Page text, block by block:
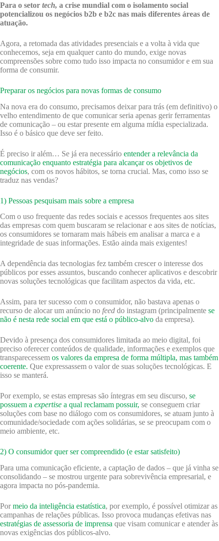
Para o setor tech, a crise mundial com o isolamento social
potencializou os negócios b2b e b2c nas mais diferentes áreas de
atuação.
Agora, a retomada das atividades presenciais e a volta à vida que
conhecemos, seja em qualquer canto do mundo, exige novas
compreensões sobre como tudo isso impacta no consumidor e em sua
forma de consumir.
Preparar os negócios para novas formas de consumo
Na nova era do consumo, precisamos deixar para trás (em definitivo) o
velho entendimento de que comunicar seria apenas gerir ferramentas
de comunicação – ou estar presente em alguma mídia especializada.
Isso é o básico que deve ser feito.
É preciso ir além… Se já era necessário entender a relevância da
comunicação enquanto estratégia para alcançar os objetivos de
negócios, com os novos hábitos, se torna crucial. Mas, como isso se
traduz nas vendas?
1) Pessoas pesquisam mais sobre a empresa
Com o uso frequente das redes sociais e acessos frequentes aos sites
das empresas com quem buscaram se relacionar e aos sites de notícias,
os consumidores se tornaram mais hábeis em analisar a marca e a
integridade de suas informações. Estão ainda mais exigentes!
A dependência das tecnologias fez também crescer o interesse dos
públicos por esses assuntos, buscando conhecer aplicativos e descobrir
novas soluções tecnológicas que facilitam aspectos da vida, etc.
Assim, para ter sucesso com o consumidor, não bastava apenas o
recurso de alocar um anúncio no feed do instagram (principalmente se
não é nesta rede social em que está o público-alvo da empresa).
Devido à presença dos consumidores limitada ao meio digital, foi
preciso oferecer conteúdos de qualidade, informações e exemplos que
transparecessem os valores da empresa de forma múltipla, mas também
coerente. Que expressassem o valor de suas soluções tecnológicas. E
isso se manterá.
Por exemplo, se estas empresas são íntegras em seu discurso, se
possuem a expertise a qual reclamam possuir, se conseguem criar
soluções com base no diálogo com os consumidores, se atuam junto à
comunidade/sociedade com ações solidárias, se se preocupam com o
meio ambiente, etc.
2) O consumidor quer ser compreendido (e estar satisfeito)
Para uma comunicação eficiente, a captação de dados – que já vinha se
consolidando – se mostrou urgente para sobrevivência empresarial, e
agora impacta no pós-pandemia.
Pormeio da inteligência estatística, por exemplo, é possível otimizar as
campanhas de relações públicas. Isso provoca mudanças efetivas nas
estratégias de assessoria de imprensa que visam comunicar e atender às
novas exigências dos públicos-alvo.